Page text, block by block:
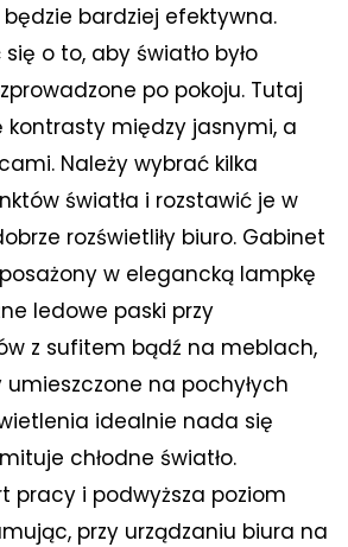
bardziej efektywna.
o to, aby światło było
po pokoju. Tutaj
kontrasty między jasnymi, a
Należy wybrać kilka
światła i rozstawić je w
rozświetliły biuro. Gabinet
w elegancką lampkę
ledowe paski przy
z sufitem bądź na meblach,
na pochyłych
idealnie nada się
chłodne światło.
pracy i podwyższa poziom
przy urządzaniu biura na